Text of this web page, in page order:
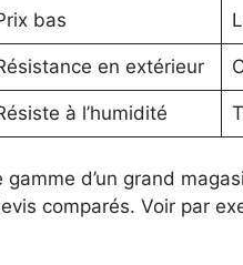
bas
en extérieur
à l’humidité
d’un grand
comparés. Voir par